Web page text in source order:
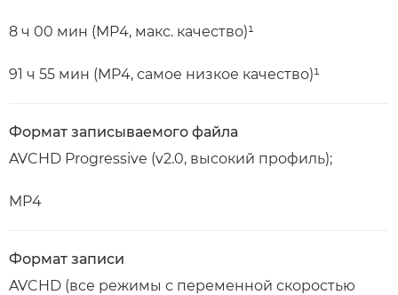
8 ч 00 мин (MP4, макс. качество)¹
91 ч 55 мин (MP4, самое низкое качество)¹
Формат записываемого файла
AVCHD Progressive (v2.0, высокий профиль);
MP4
Формат записи
AVCHD (все режимы с переменной скоростью